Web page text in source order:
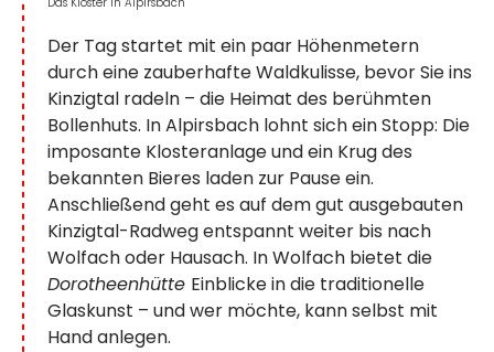
Der Tag startet mit ein paar Höhenmetern
durch eine zauberhafte Waldkulisse, bevor Sie ins
Kinzigtal radeln – die Heimat des berühmten
Bollenhuts. In Alpirsbach lohnt sich ein Stopp: Die
imposante Klosteranlage und ein Krug des
bekannten Bieres laden zur Pause ein.
Anschließend geht es auf dem gut ausgebauten
Kinzigtal-Radweg entspannt weiter bis nach
Wolfach oder Hausach. In Wolfach bietet die
Dorotheenhütte Einblicke in die traditionelle
Glaskunst – und wer möchte, kann selbst mit
Hand anlegen.